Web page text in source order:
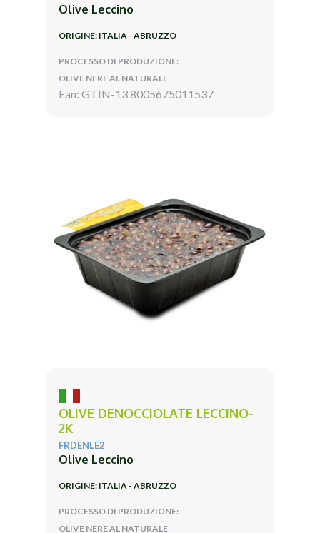
Olive Leccino
ORIGINE: ITALIA - ABRUZZO
PROCESSO DI PRODUZIONE:
OLIVE NERE AL NATURALE
Ean: GTIN-13 8005675011537
OLIVE DENOCCIOLATE LECCINO-
2K
FRDENLE2
Olive Leccino
ORIGINE: ITALIA - ABRUZZO
PROCESSO DI PRODUZIONE:
OLIVE NERE AL NATURALE